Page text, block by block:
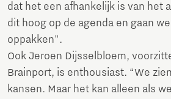
dat het een afhankelijk is van het
dit hoog op de agenda en gaan
oppakken".
Ook Jeroen Dijsselbloem,
Brainport, is enthousiast. “We
kansen. Maar het kan alleen als